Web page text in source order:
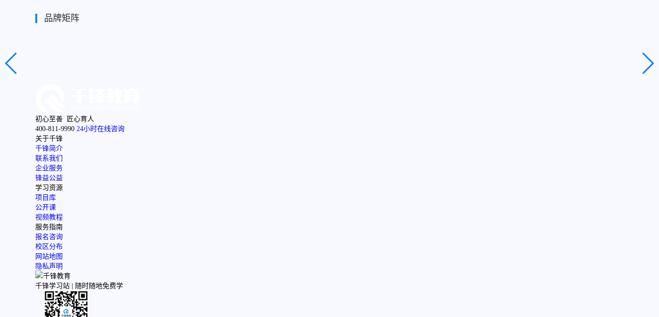
品牌矩阵
初心至善 匠心育人
400-811-9990 24小时在线咨询
关于千锋
千锋简介
联系我们
企业服务
锋益公益
学习资源
项目库
公开课
视频教程
服务指南
报名咨询
校区分布
网站地图
隐私声明
千锋学习站 | 随时随地免费学